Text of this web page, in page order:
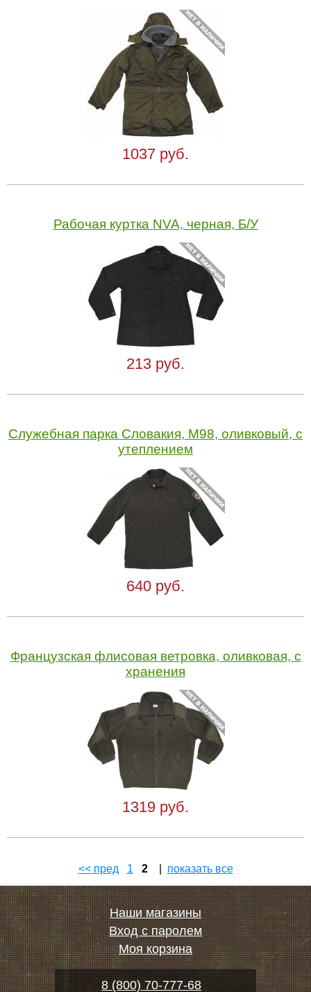
1037 руб.
Рабочая куртка NVA, черная, Б/У
213 руб.
Служебная парка Словакия, M98, оливковый, с
утеплением
640 руб.
Французская флисовая ветровка, оливковая, с
хранения
1319 руб.
<< пред 1 2| показать все
Наши магазины
Вход с паролем
Моя корзина
8 (800) 70-777-68